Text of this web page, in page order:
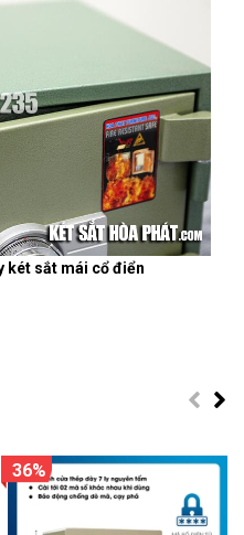
két sắt mái cổ điển
36%